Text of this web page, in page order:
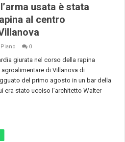
usata è stata
al centro
0
giurata nel corso della rapina
di Villanova di
del primo agosto in un bar della
era stato ucciso l’architetto Walter